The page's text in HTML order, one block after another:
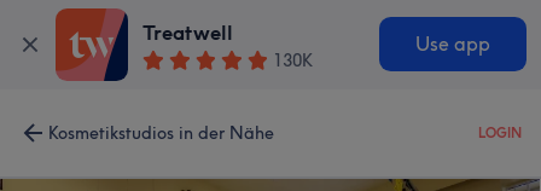
Treatwell
130K
Use app
Kosmetikstudios in der Nähe LOGIN